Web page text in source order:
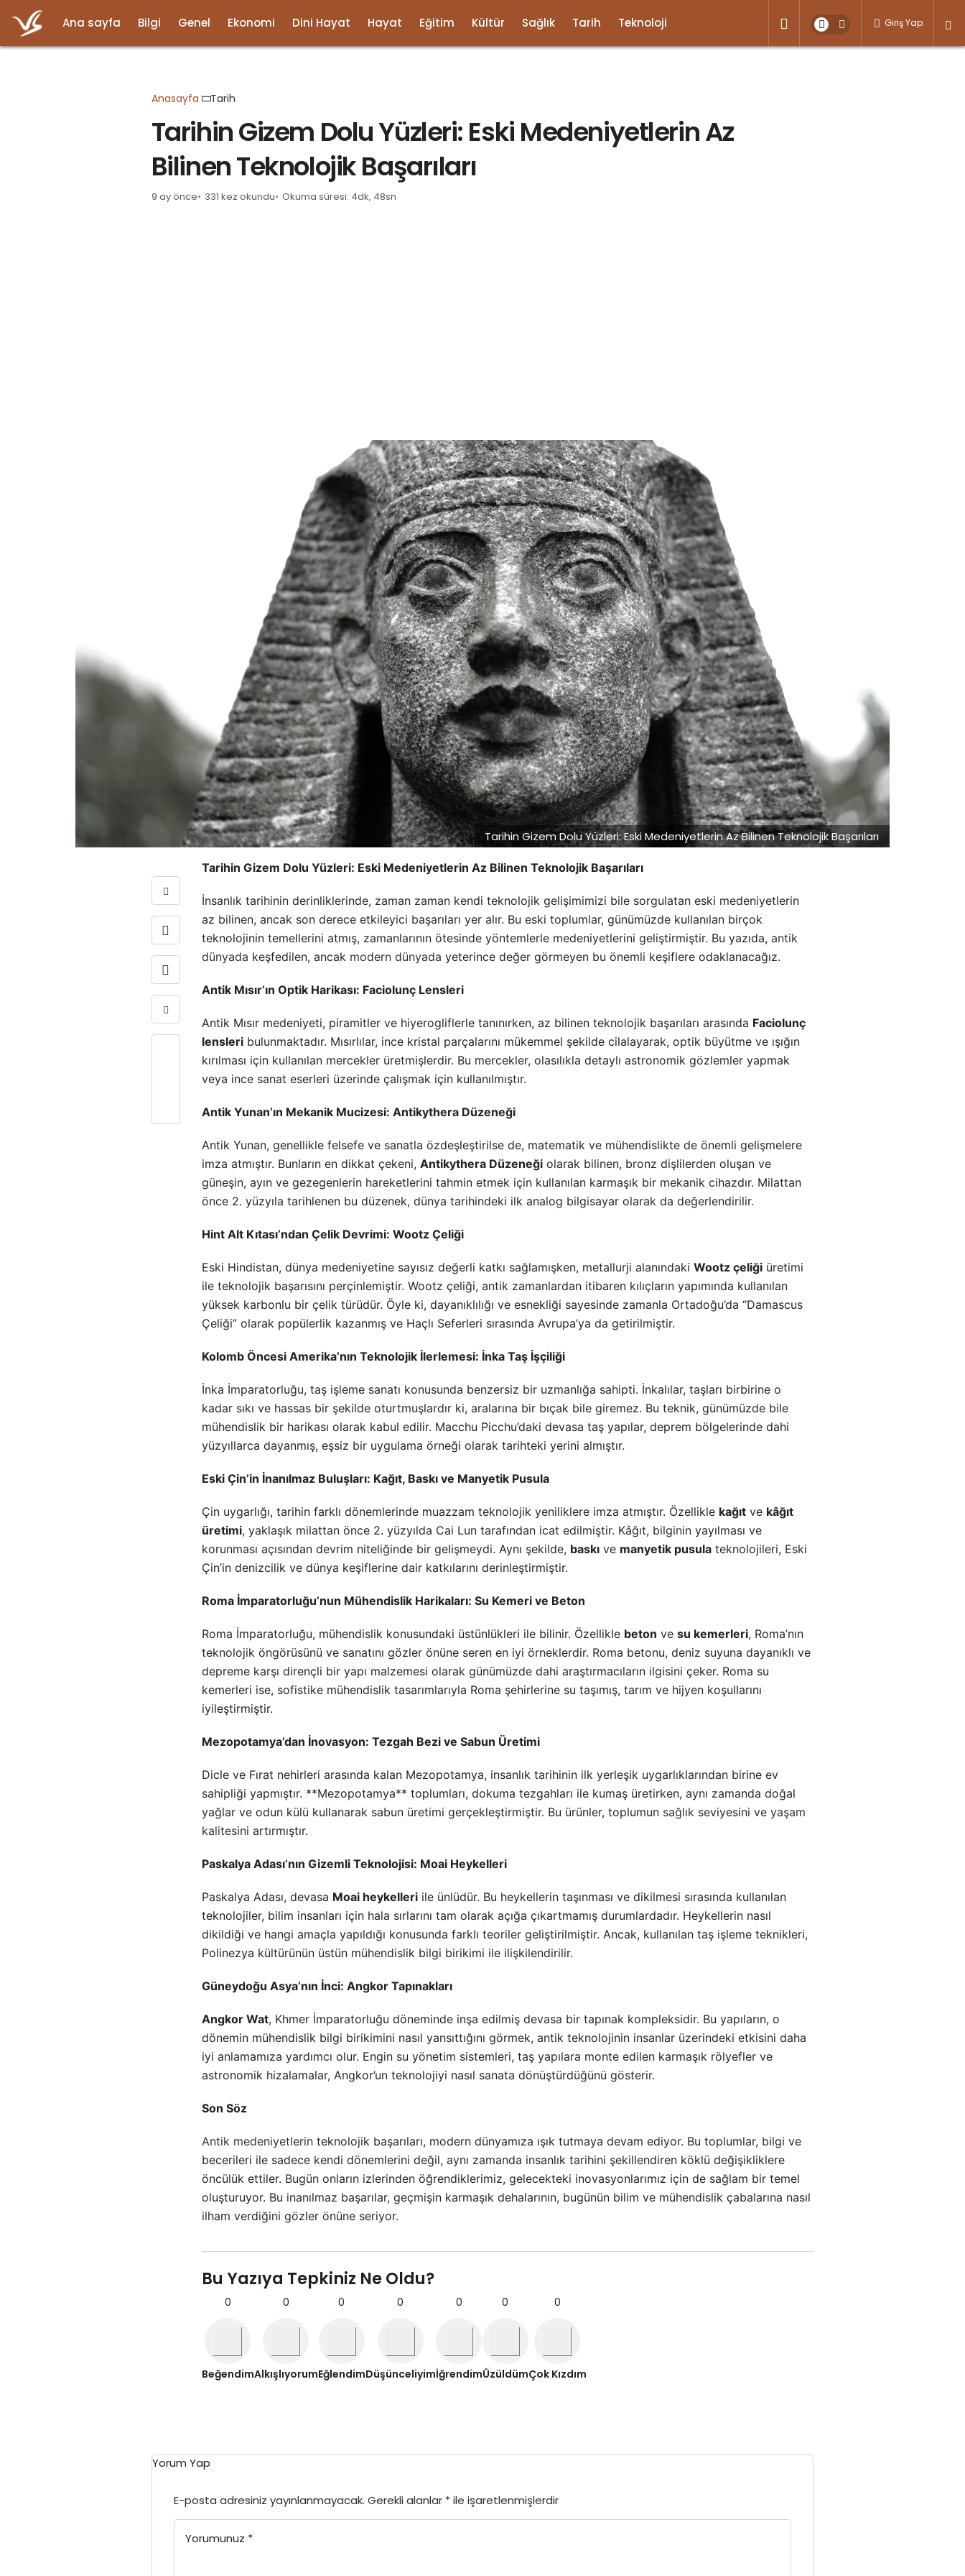
Ana sayfa Bilgi Genel Ekonomi Dini Hayat Hayat Eğitim Kültür Sağlık Tarih Teknoloji Giriş Yap
Anasayfa Tarih
Tarihin Gizem Dolu Yüzleri: Eski Medeniyetlerin Az
Bilinen Teknolojik Başarıları
9 ay önce 331 kez okundu Okuma süresi: 4dk, 48sn
Tarihin Gizem Dolu Yüzleri: Eski Medeniyetlerin Az Bilinen Teknolojik Başarıları
+
-
0
Tarihin Gizem Dolu Yüzleri: Eski Medeniyetlerin Az Bilinen Teknolojik Başarıları
İnsanlık tarihinin derinliklerinde, zaman zaman kendi teknolojik gelişimimizi bile sorgulatan eski medeniyetlerin
az bilinen, ancak son derece etkileyici başarıları yer alır. Bu eski toplumlar, günümüzde kullanılan birçok
teknolojinin temellerini atmış, zamanlarının ötesinde yöntemlerle medeniyetlerini geliştirmiştir. Bu yazıda, antik
dünyada keşfedilen, ancak modern dünyada yeterince değer görmeyen bu önemli keşiflere odaklanacağız.
Antik Mısır’ın Optik Harikası: Faciolunç Lensleri
Antik Mısır medeniyeti, piramitler ve hiyerogliflerle tanınırken, az bilinen teknolojik başarıları arasında Faciolunç
lensleribulunmaktadır. Mısırlılar, ince kristal parçalarını mükemmel şekilde cilalayarak, optik büyütme ve ışığın
kırılması için kullanılan mercekler üretmişlerdir. Bu mercekler, olasılıkla detaylı astronomik gözlemler yapmak
veya ince sanat eserleri üzerinde çalışmak için kullanılmıştır.
Antik Yunan’ın Mekanik Mucizesi: Antikythera Düzeneği
Antik Yunan, genellikle felsefe ve sanatla özdeşleştirilse de, matematik ve mühendislikte de önemli gelişmelere
imza atmıştır. Bunların en dikkat çekeni, Antikythera Düzeneğiolarak bilinen, bronz dişlilerden oluşan ve
güneşin, ayın ve gezegenlerin hareketlerini tahmin etmek için kullanılan karmaşık bir mekanik cihazdır. Milattan
önce 2. yüzyıla tarihlenen bu düzenek, dünya tarihindeki ilk analog bilgisayar olarak da değerlendirilir.
Hint Alt Kıtası’ndan Çelik Devrimi: Wootz Çeliği
Eski Hindistan, dünya medeniyetine sayısız değerli katkı sağlamışken, metallurji alanındaki Wootz çeliğiüretimi
ile teknolojik başarısını perçinlemiştir. Wootz çeliği, antik zamanlardan itibaren kılıçların yapımında kullanılan
yüksek karbonlu bir çelik türüdür. Öyle ki, dayanıklılığı ve esnekliği sayesinde zamanla Ortadoğu’da “Damascus
Çeliği” olarak popülerlik kazanmış ve Haçlı Seferleri sırasında Avrupa’ya da getirilmiştir.
Kolomb Öncesi Amerika’nın Teknolojik İlerlemesi: İnka Taş İşçiliği
İnka İmparatorluğu, taş işleme sanatı konusunda benzersiz bir uzmanlığa sahipti. İnkalılar, taşları birbirine o
kadar sıkı ve hassas bir şekilde oturtmuşlardır ki, aralarına bir bıçak bile giremez. Bu teknik, günümüzde bile
mühendislik bir harikası olarak kabul edilir. Macchu Picchu’daki devasa taş yapılar, deprem bölgelerinde dahi
yüzyıllarca dayanmış, eşsiz bir uygulama örneği olarak tarihteki yerini almıştır.
Eski Çin’in İnanılmaz Buluşları: Kağıt, Baskı ve Manyetik Pusula
Çin uygarlığı, tarihin farklı dönemlerinde muazzam teknolojik yeniliklere imza atmıştır. Özellikle kağıtve kâğıt
üretimi, yaklaşık milattan önce 2. yüzyılda Cai Lun tarafından icat edilmiştir. Kâğıt, bilginin yayılması ve
korunması açısından devrim niteliğinde bir gelişmeydi. Aynı şekilde, baskıve manyetik pusulateknolojileri, Eski
Çin’in denizcilik ve dünya keşiflerine dair katkılarını derinleştirmiştir.
Roma İmparatorluğu’nun Mühendislik Harikaları: Su Kemeri ve Beton
Roma İmparatorluğu, mühendislik konusundaki üstünlükleri ile bilinir. Özellikle beton ve su kemerleri, Roma’nın
teknolojik öngörüsünü ve sanatını gözler önüne seren en iyi örneklerdir. Roma betonu, deniz suyuna dayanıklı ve
depreme karşı dirençli bir yapı malzemesi olarak günümüzde dahi araştırmacıların ilgisini çeker. Roma su
kemerleri ise, sofistike mühendislik tasarımlarıyla Roma şehirlerine su taşımış, tarım ve hijyen koşullarını
iyileştirmiştir.
Mezopotamya’dan İnovasyon: Tezgah Bezi ve Sabun Üretimi
Dicle ve Fırat nehirleri arasında kalan Mezopotamya, insanlık tarihinin ilk yerleşik uygarlıklarından birine ev
sahipliği yapmıştır. **Mezopotamya** toplumları, dokuma tezgahları ile kumaş üretirken, aynı zamanda doğal
yağlar ve odun külü kullanarak sabun üretimi gerçekleştirmiştir. Bu ürünler, toplumun sağlık seviyesini ve yaşam
kalitesini artırmıştır.
Paskalya Adası’nın Gizemli Teknolojisi: Moai Heykelleri
Paskalya Adası, devasa Moai heykelleriile ünlüdür. Bu heykellerin taşınması ve dikilmesi sırasında kullanılan
teknolojiler, bilim insanları için hala sırlarını tam olarak açığa çıkartmamış durumlardadır. Heykellerin nasıl
dikildiği ve hangi amaçla yapıldığı konusunda farklı teoriler geliştirilmiştir. Ancak, kullanılan taş işleme teknikleri,
Polinezya kültürünün üstün mühendislik bilgi birikimi ile ilişkilendirilir.
Güneydoğu Asya’nın İnci: Angkor Tapınakları
Angkor Wat, Khmer İmparatorluğu döneminde inşa edilmiş devasa bir tapınak kompleksidir. Bu yapıların, o
dönemin mühendislik bilgi birikimini nasıl yansıttığını görmek, antik teknolojinin insanlar üzerindeki etkisini daha
iyi anlamamıza yardımcı olur. Engin su yönetim sistemleri, taş yapılara monte edilen karmaşık rölyefler ve
astronomik hizalamalar, Angkor’un teknolojiyi nasıl sanata dönüştürdüğünü gösterir.
Son Söz
Antik medeniyetlerinteknolojik başarıları, modern dünyamıza ışık tutmaya devam ediyor. Bu toplumlar, bilgi ve
becerileri ile sadece kendi dönemlerini değil, aynı zamanda insanlık tarihini şekillendiren köklü değişikliklere
öncülük ettiler. Bugün onların izlerinden öğrendiklerimiz, gelecekteki inovasyonlarımız için de sağlam bir temel
oluşturuyor. Bu inanılmaz başarılar, geçmişin karmaşık dehalarının, bugünün bilim ve mühendislik çabalarına nasıl
ilham verdiğini gözler önüne seriyor.
Bu Yazıya Tepkiniz Ne Oldu?
0
Beğendim
0
Alkışlıyorum
0
Eğlendim
0
Düşünceliyim
0
İğrendim
0
Üzüldüm
0
Çok Kızdım
Yorum Yap
E-posta adresiniz yayınlanmayacak. Gerekli alanlar *ile işaretlenmişlerdir
Yorumunuz *